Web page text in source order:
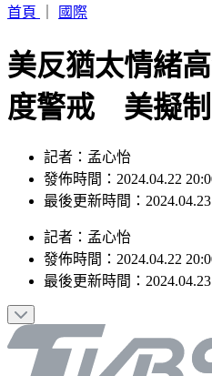
首頁
國際
美反猶太情緒
度警戒 美擬
記者：孟心怡
發佈時間：2024.04.22
最後更新時間：
記者 ： 孟心怡
發佈時間： 2024.04.22
最後更新時間：